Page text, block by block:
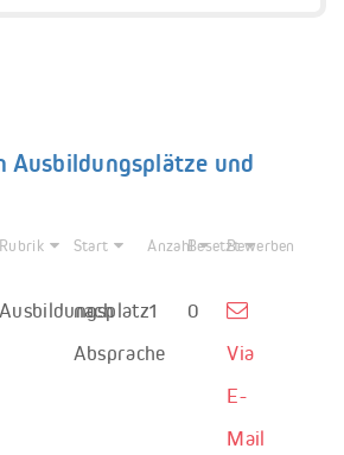
Ausbildungsplätze und
Rubrik Start AnzahlBesetztBewerben
Ausbildungsplatz
nach
Absprache
1
0
Via
E-
Mail